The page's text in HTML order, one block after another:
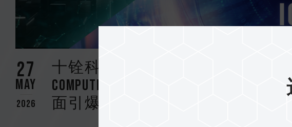
27
May
2026
十铨科技携手旗下工控及消费品
COMPUTEX 2026 构筑严密信息安全
面引爆